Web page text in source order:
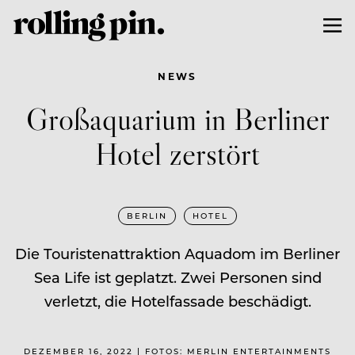
NEWS
Großaquarium in Berliner
Hotel zerstört
BERLIN HOTEL
Die Touristenattraktion Aquadom im Berliner
Sea Life ist geplatzt. Zwei Personen sind
verletzt, die Hotelfassade beschädigt.
DEZEMBER 16, 2022 | FOTOS: MERLIN ENTERTAINMENTS